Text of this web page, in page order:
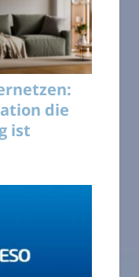
die
ist